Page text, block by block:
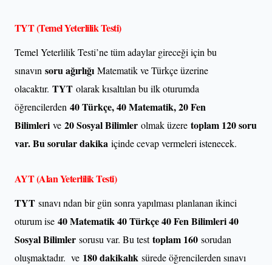
TYT (Temel Yeterlilik Testi)
Temel Yeterlilik Testi’ne tüm adaylar gireceği için bu
sınavın soru ağırlığı Matematik ve Türkçe üzerine
olacaktır. TYT olarak kısaltılan bu ilk oturumda
öğrencilerden 40 Türkçe, 40 Matematik, 20 Fen
Bilimleri ve 20 Sosyal Bilimler olmak üzere toplam 120 soru
var. Bu sorular dakika içinde cevap vermeleri istenecek.
AYT (Alan Yeterlilik Testi)
TYT sınavı ndan bir gün sonra yapılması planlanan ikinci
oturum ise 40 Matematik 40 Türkçe 40 Fen Bilimleri 40
Sosyal Bilimler sorusu var. Bu testtoplam 160 sorudan
oluşmaktadır. ve 180 dakikalık sürede öğrencilerden sınavı